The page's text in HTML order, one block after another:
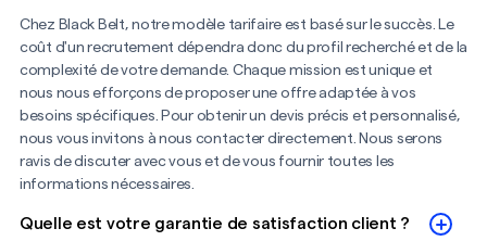
Chez Black Belt, notre modèle tarifaire est basé sur le succès. Le
coût d'un recrutement dépendra donc du profil recherché et de la
complexité de votre demande. Chaque mission est unique et
nous nous efforçons de proposer une offre adaptée à vos
besoins spécifiques. Pour obtenir un devis précis et personnalisé,
nous vous invitons à nous contacter directement. Nous serons
ravis de discuter avec vous et de vous fournir toutes les
informations nécessaires.
Quelle est votre garantie de satisfaction client ?